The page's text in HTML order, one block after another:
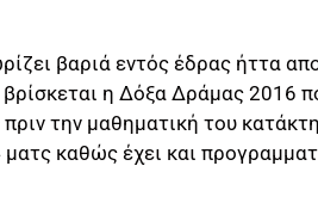
βαριά εντός έδρας ήττα
η Δόξα Δράμας 2016
πριν την μαθηματική του
καθώς έχει και